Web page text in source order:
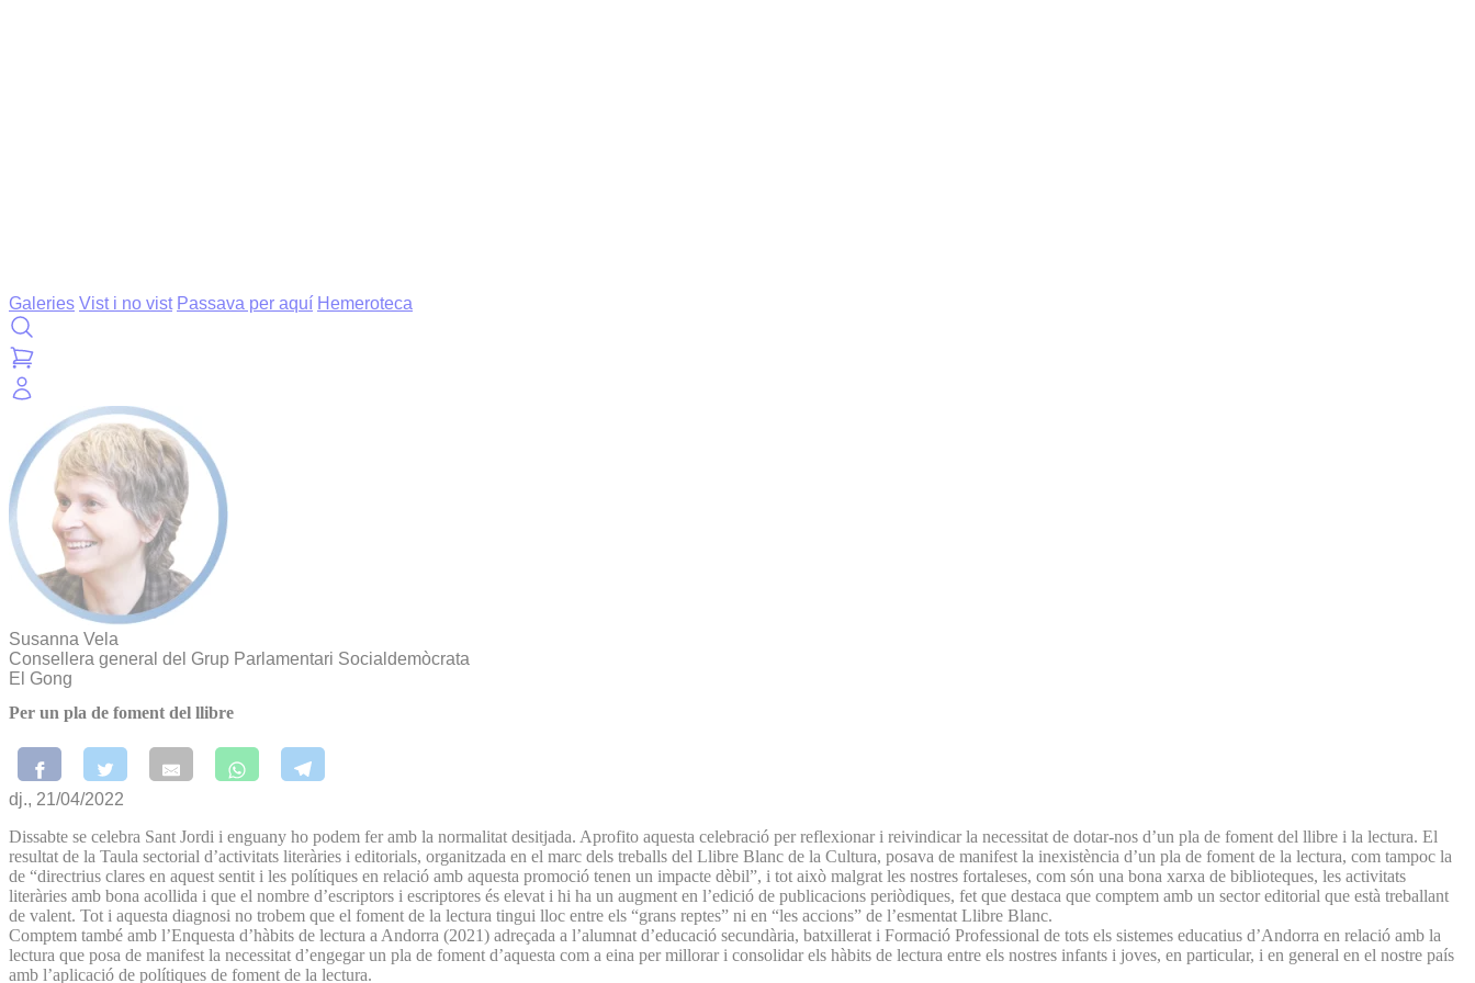
Galeries Vist i no vist Passava per aquí Hemeroteca
Susanna Vela
Consellera general del Grup Parlamentari Socialdemòcrata
El Gong
Per un pla de foment del llibre
dj., 21/04/2022
Dissabte se celebra Sant Jordi i enguany ho podem fer amb la normalitat desitjada. Aprofito aquesta celebració per reflexionar i reivindicar la necessitat de dotar-nos d’un pla de foment del llibre i la lectura. El
resultat de la Taula sectorial d’activitats literàries i editorials, organitzada en el marc dels treballs del Llibre Blanc de la Cultura, posava de manifest la inexistència d’un pla de foment de la lectura, com tampoc la
de “directrius clares en aquest sentit i les polítiques en relació amb aquesta promoció tenen un impacte dèbil”, i tot això malgrat les nostres fortaleses, com són una bona xarxa de biblioteques, les activitats
literàries amb bona acollida i que el nombre d’escriptors i escriptores és elevat i hi ha un augment en l’edició de publicacions periòdiques, fet que destaca que comptem amb un sector editorial que està treballant
de valent. Tot i aquesta diagnosi no trobem que el foment de la lectura tingui lloc entre els “grans reptes” ni en “les accions” de l’esmentat Llibre Blanc.
Comptem també amb l’Enquesta d’hàbits de lectura a Andorra (2021) adreçada a l’alumnat d’educació secundària, batxillerat i Formació Professional de tots els sistemes educatius d’Andorra en relació amb la
lectura que posa de manifest la necessitat d’engegar un pla de foment d’aquesta com a eina per millorar i consolidar els hàbits de lectura entre els nostres infants i joves, en particular, i en general en el nostre país
amb l’aplicació de polítiques de foment de la lectura.